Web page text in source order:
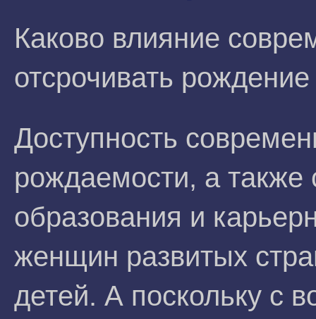
Каково влияние
отсрочивать
Доступность
рождаемости, а
образования и
женщин развитых
детей. А поскольку с